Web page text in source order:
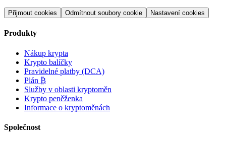
Přijmout cookies Odmítnout soubory cookie Nastavení cookies
Produkty
Nákup krypta
Krypto balíčky
Pravidelné platby (DCA)
Plán ₿
Služby v oblasti kryptoměn
Krypto peněženka
Informace o kryptoměnách
Společnost